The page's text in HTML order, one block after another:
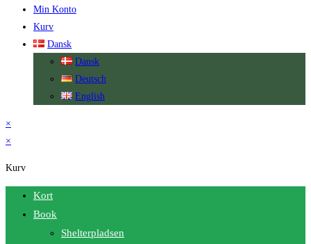
Min Konto
Kurv
Dansk
Dansk
Deutsch
English
×
×
Kurv
Kort
Book
Shelterpladsen